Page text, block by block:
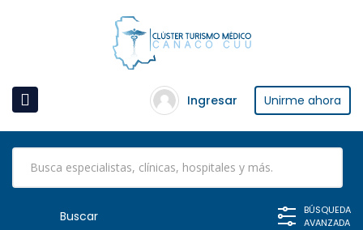
Ingresar Unirme ahora
BÚSQUEDA
AVANZADA